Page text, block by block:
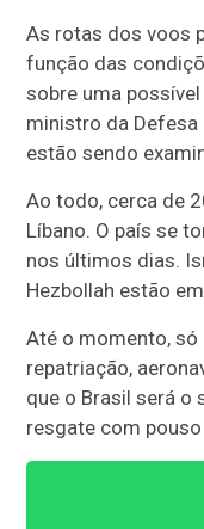
As rotas dos voos
função das
sobre uma
ministro da
estão sendo
Ao todo, cerca de
Líbano. O país se
nos últimos dias.
Hezbollah estão
Até o momento, só
repatriação,
que o Brasil será o
resgate com